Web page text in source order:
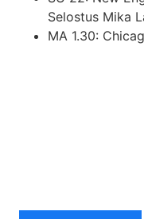
Selostus Mika
MA 1.30: